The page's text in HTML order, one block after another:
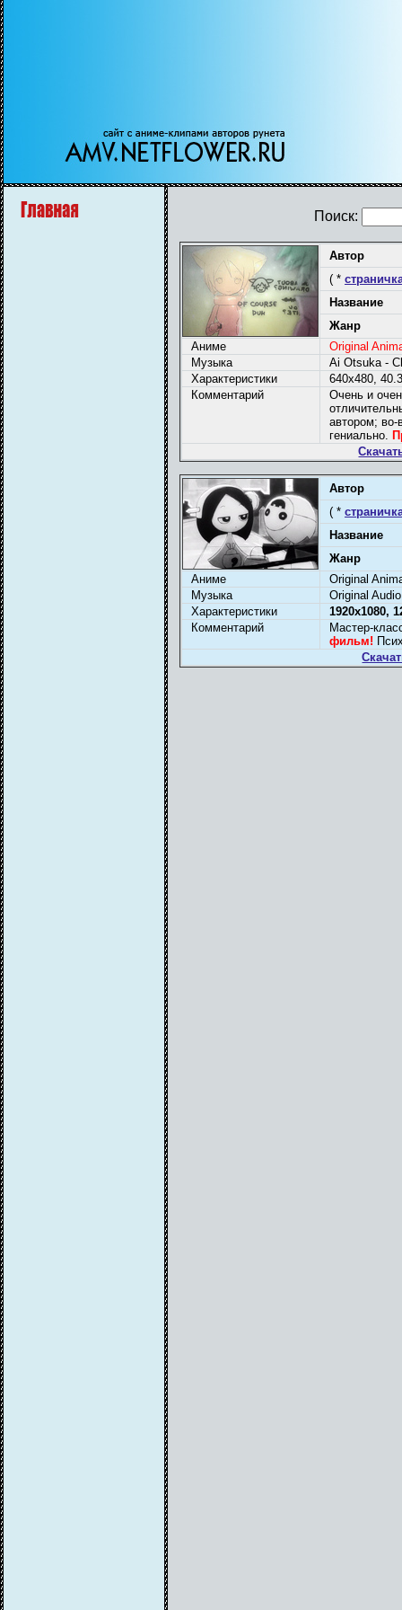
Поиск:
Автор
( *
Название
Жанр
Аниме
Original
Музыка
Ai Otsuka -
Характеристики
640x480,
Комментарий
Очень и
автором; во-
гениально.
Автор
( *
Название
Жанр
Аниме
Original
Музыка
Original Audio
Характеристики
1920x1080,
Комментарий
Мастер-
фильм!